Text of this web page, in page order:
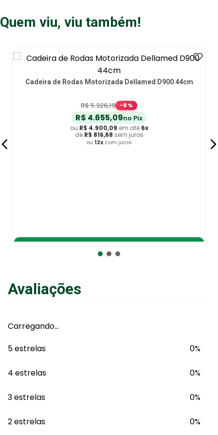
Quem viu, viu também!
Scooter Elétrica Motorizada Dobrável Lumus Power Lite
R$4.673,99 -8%
R$ 4.085,07no Pix
ou R$ 4.300,07 em até 6x
de R$ 716,67 sem juros
ou 12x com juros
Avaliações
Carregando…
5 estrelas
0%
4 estrelas 0%
3 estrelas 0%
2 estrelas 0%